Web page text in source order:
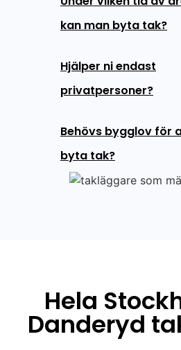
kan man byta tak?
Hjälper ni endast
privatpersoner?
Behövs bygglov för
byta tak?
Hela
Danderyd